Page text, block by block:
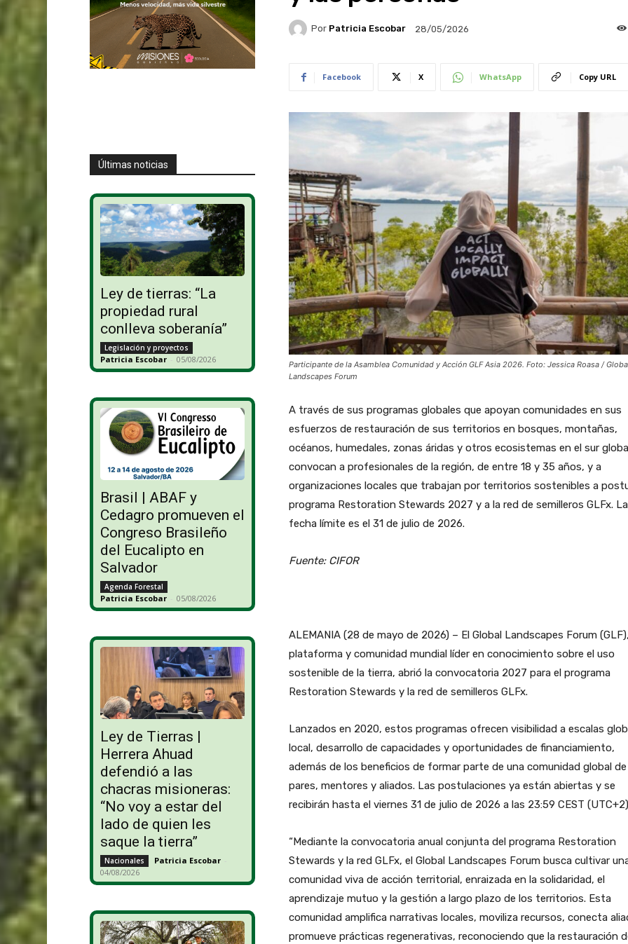
Últimas noticias
Ley de tierras: “La
propiedad rural
conlleva soberanía”
Legislación y proyectos
Patricia Escobar - 05/08/2026
Brasil | ABAF y
Cedagro promueven el
Congreso Brasileño
del Eucalipto en
Salvador
Agenda Forestal
Patricia Escobar - 05/08/2026
Ley de Tierras |
Herrera Ahuad
defendió a las
chacras misioneras:
“No voy a estar del
lado de quien les
saque la tierra”
Nacionales Patricia Escobar -
04/08/2026
Por Patricia Escobar 28/05/2026
Facebook X WhatsApp Copy URL
Participante de la Asamblea Comunidad y Acción GLF Asia 2026. Foto: Jessica Roasa /
Landscapes Forum
A través de sus programas globales que apoyan comunidades en sus
esfuerzos de restauración de sus territorios en bosques, montañas,
océanos, humedales, zonas áridas y otros ecosistemas en el sur
convocan a profesionales de la región, de entre 18 y 35 años, y a
organizaciones locales que trabajan por territorios sostenibles a
programa Restoration Stewards 2027 y a la red de semilleros GLFx. La
fecha límite es el 31 de julio de 2026.
Fuente: CIFOR
ALEMANIA (28 de mayo de 2026) – El Global Landscapes Forum
plataforma y comunidad mundial líder en conocimiento sobre el uso
sostenible de la tierra, abrió la convocatoria 2027 para el programa
Restoration Stewards y la red de semilleros GLFx.
Lanzados en 2020, estos programas ofrecen visibilidad a escalas
local, desarrollo de capacidades y oportunidades de financiamiento,
además de los beneficios de formar parte de una comunidad global de
pares, mentores y aliados. Las postulaciones ya están abiertas y se
recibirán hasta el viernes 31 de julio de 2026 a las 23:59 CEST
“Mediante la convocatoria anual conjunta del programa Restoration
Stewards y la red GLFx, el Global Landscapes Forum busca cultivar
comunidad viva de acción territorial, enraizada en la solidaridad, el
aprendizaje mutuo y la gestión a largo plazo de los territorios. Esta
comunidad amplifica narrativas locales, moviliza recursos, conecta
promueve prácticas regenerativas, reconociendo que la restauración